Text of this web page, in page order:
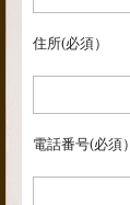
住所(必須）
電話番号(必須）